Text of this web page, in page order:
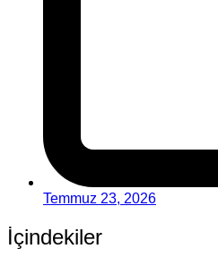
Temmuz 23, 2026
İçindekiler